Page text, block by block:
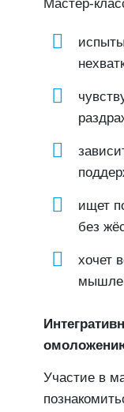
Мастер-
ищет
без
хочет
Участие в